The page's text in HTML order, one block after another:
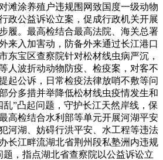
滩涂养殖户违规围网致国度一级动物
政公益诉讼立案，促成行政机关开展
履。最高检结合最高法院、海关总署
来入加害动，防备外来通过长江港口
东宝区查察院针对松材线虫病严沉，
人波折动动物防疫、检疫案，对客不
起公诉，日常检疫法律放哨不敷等问
分多措并举降低松材线虫疫情发生和
”凸起问题，守护长江天然岸线，保
高检结合水利部等单元开展河湖平安
河湖、妨碍行洪平安、水工程等违法
长江畔流湖北省荆州段私塾洲内违规
，指点湖北省查察院以公益诉讼立